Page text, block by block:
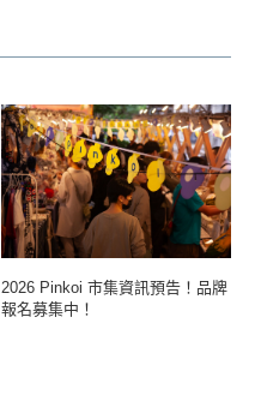
2026 Pinkoi 市集資訊預告！品牌
報名募集中！